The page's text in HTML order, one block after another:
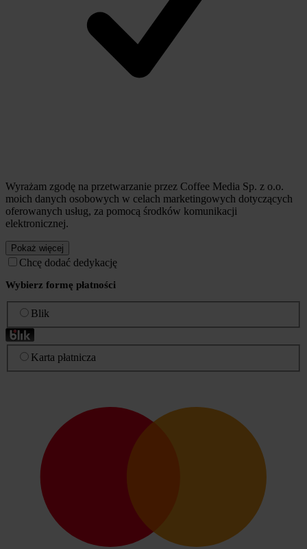
Wyrażam zgodę na przetwarzanie przez Coffee Media Sp. z o.o.
moich danych osobowych w celach marketingowych dotyczących
oferowanych usług, za pomocą środków komunikacji
elektronicznej.
Pokaż więcej
Chcę dodać dedykację
Wybierz formę płatności
Blik
Karta płatnicza